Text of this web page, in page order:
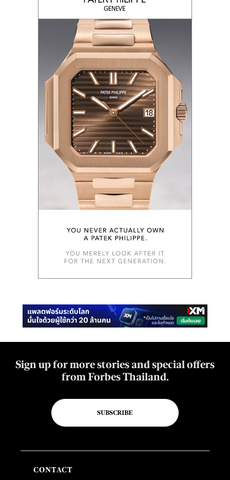
Sign up for more stories and special offers
from Forbes Thailand.
SUBSCRIBE
CONTACT